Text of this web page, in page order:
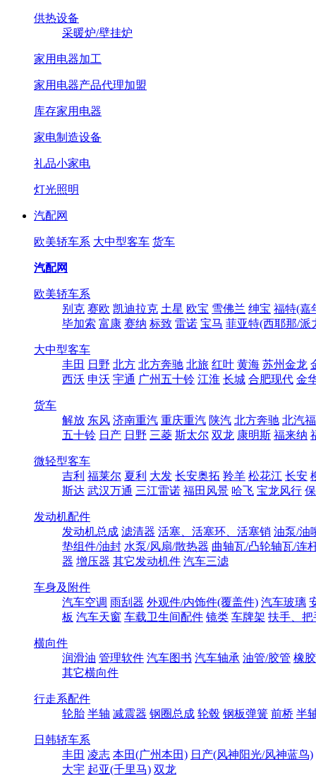
供热设备
采暖炉/壁挂炉
家用电器加工
家用电器产品代理加盟
库存家用电器
家电制造设备
礼品小家电
灯光照明
汽配网
欧美轿车系 大中型客车 货车
汽配网
欧美轿车系
别克 赛欧 凯迪拉克 土星 欧宝 雪佛兰 绅宝 福特(嘉
毕加索 富康 赛纳 标致 雷诺 宝马 菲亚特(西耶那/派
大中型客车
丰田 日野 北方 北方奔驰 北旅 红叶 黄海 苏州金龙
西沃 申沃 宇通 广州五十铃 江淮 长城 合肥现代 金
货车
解放 东风 济南重汽 重庆重汽 陕汽 北方奔驰 北汽
五十铃 日产 日野 三菱 斯太尔 双龙 康明斯 福来纳
微轻型客车
吉利 福莱尔 夏利 大发 长安奥拓 羚羊 松花江 长安
斯达 武汉万通 三江雷诺 福田风景 哈飞 宝龙风行
发动机配件
发动机总成 滤清器 活塞、活塞环、活塞销 油泵/油
垫组件/油封 水泵/风扇/散热器 曲轴瓦/凸轮轴瓦/连
器 增压器 其它发动机件 汽车三滤
车身及附件
汽车空调 雨刮器 外观件/内饰件(覆盖件) 汽车玻璃
板 汽车天窗 车载卫生间配件 镜类 车牌架 扶手、把
横向件
润滑油 管理软件 汽车图书 汽车轴承 油管/胶管 橡
其它横向件
行走系配件
轮胎 半轴 减震器 钢圈总成 轮毂 钢板弹簧 前桥 半
日韩轿车系
丰田 凌志 本田(广州本田) 日产(风神阳光/风神蓝鸟)
大宇 起亚(千里马) 双龙